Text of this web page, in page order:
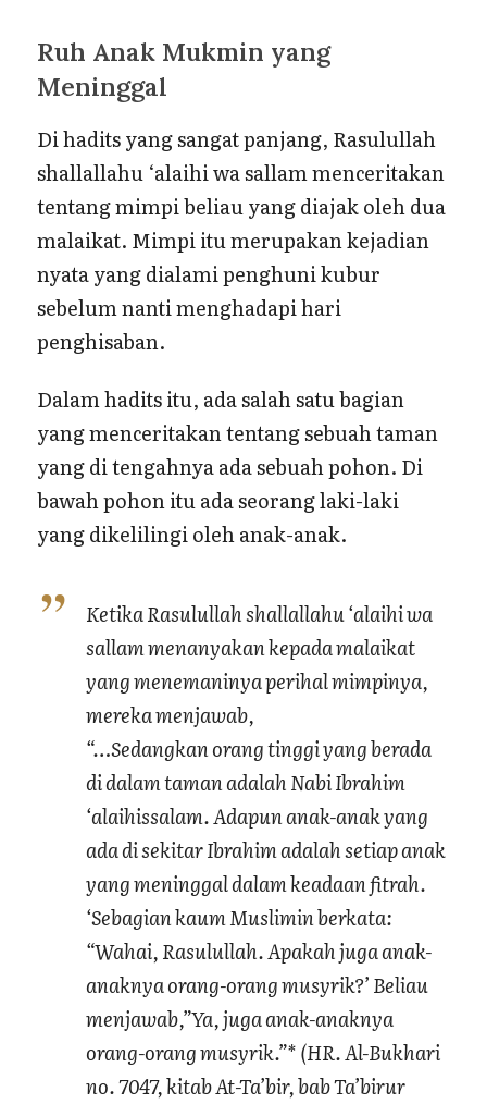
Ruh Anak Mukmin yang
Meninggal
Di hadits yang sangat panjang, Rasulullah
shallallahu ‘alaihi wa sallam menceritakan
tentang mimpi beliau yang diajak oleh dua
malaikat. Mimpi itu merupakan kejadian
nyata yang dialami penghuni kubur
sebelum nanti menghadapi hari
penghisaban.
Dalam hadits itu, ada salah satu bagian
yang menceritakan tentang sebuah taman
yang di tengahnya ada sebuah pohon. Di
bawah pohon itu ada seorang laki-laki
yang dikelilingi oleh anak-anak.
Ketika Rasulullah shallallahu ‘alaihi wa
sallam menanyakan kepada malaikat
yang menemaninya perihal mimpinya,
mereka menjawab,
“…Sedangkan orang tinggi yang berada
di dalam taman adalah Nabi Ibrahim
‘alaihissalam. Adapun anak-anak yang
ada di sekitar Ibrahim adalah setiap anak
yang meninggal dalam keadaan fitrah.
‘Sebagian kaum Muslimin berkata:
“Wahai, Rasulullah. Apakah juga anak-
anaknya orang-orang musyrik?’ Beliau
menjawab,”Ya, juga anak-anaknya
orang-orang musyrik.”* (HR. Al-Bukhari
no. 7047, kitab At-Ta’bir, bab Ta’birur